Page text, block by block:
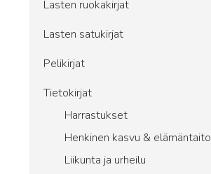
Lasten ruokakirjat
Lasten satukirjat
Pelikirjat
Tietokirjat
Harrastukset
Henkinen kasvu & elämäntaito
Liikunta ja urheilu